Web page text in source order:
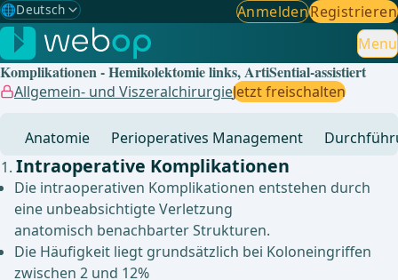
🌐Deutsch
Gewählte Sprache: Deutsch
🇩🇪 Deutsch ✓
🇬🇧English
🇧🇷 Brasilianisch
AnmeldenRegistrieren
Menu
Komplikationen - Hemikolektomie links, ArtiSential-assistiert
Allgemein- und ViszeralchirurgieJetzt freischalten
Anatomie Perioperatives Management
Intraoperative Komplikationen
Die intraoperativen Komplikationen entstehen durch
eine unbeabsichtigte Verletzung
anatomisch benachbarter Strukturen.
Die Häufigkeit liegt grundsätzlich bei Koloneingriffen
zwischen 2 und 12%